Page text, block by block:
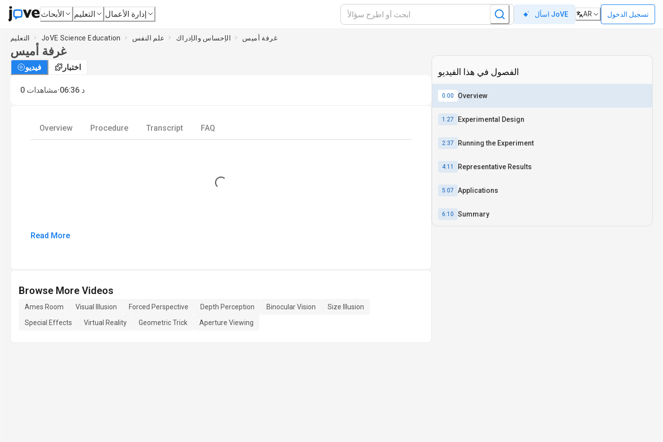
الأبحاث التعليم إدارة الأعمال اسأل JoVE AR تسجيل الدخول
التعليم JoVE Science Education علم النفس الإحساس والإدراك غرفة أميس
غرفة أميس
فيديو اختبار
0 مشاهدات·06:36 د
Overview Procedure Transcript FAQ
Loading...
Read More
Browse More Videos
Ames Room Visual Illusion Forced Perspective Depth Perception Binocular Vision
Size Illusion
Special Effects
Virtual Reality Geometric Trick Aperture Viewing
الفصول في هذا الفيديو
0:00 Overview
1:27 Experimental Design
2:37 Running the Experiment
4:11 Representative Results
5:07 Applications
6:10 Summary